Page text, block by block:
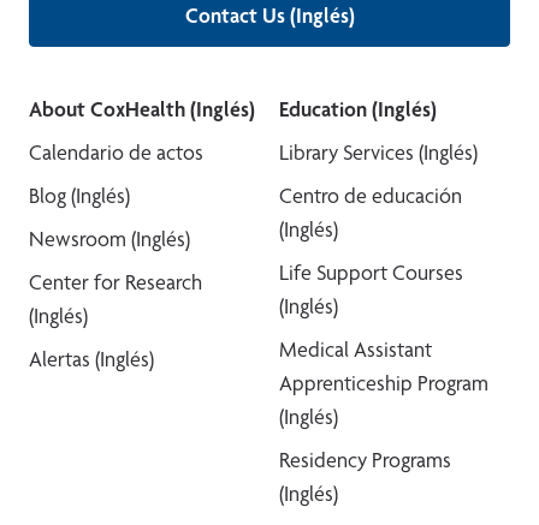
Contact Us (Inglés)
About CoxHealth (Inglés)
Calendario de actos
Blog (Inglés)
Newsroom (Inglés)
Center for Research
(Inglés)
Alertas (Inglés)
Education (Inglés)
Library Services (Inglés)
Centro de educación
(Inglés)
Life Support Courses
(Inglés)
Medical Assistant
Apprenticeship Program
(Inglés)
Residency Programs
(Inglés)